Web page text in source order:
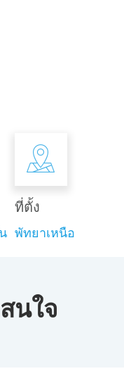
ที่ตั้ง
พัทยาเหนือ
นใจ